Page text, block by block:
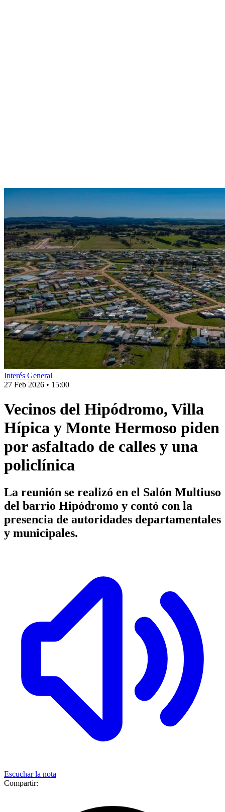
Interés General
27 Feb 2026 • 15:00
Vecinos del Hipódromo, Villa
Hípica y Monte Hermoso piden
por asfaltado de calles y una
policlínica
La reunión se realizó en el Salón Multiuso
del barrio Hipódromo y contó con la
presencia de autoridades departamentales
y municipales.
Escuchar la nota
Compartir: